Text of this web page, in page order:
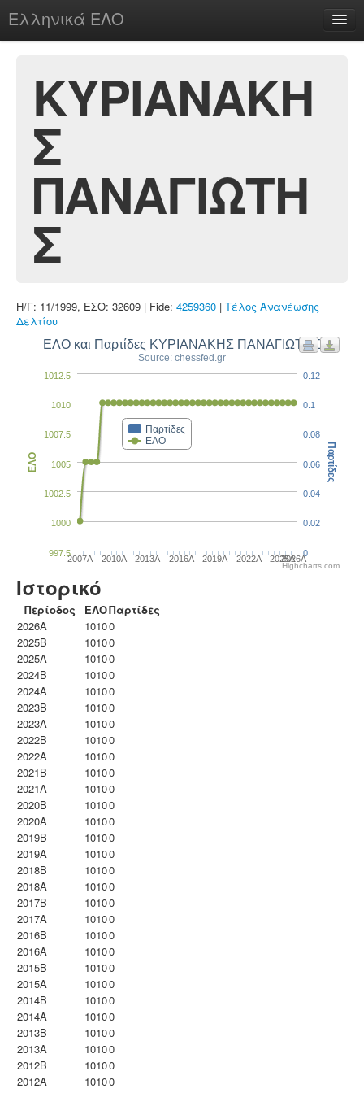
Ελληνικά ΕΛΟ
chesstu.be @ discord
Login
ΚΥΡΙΑΝΑΚΗ
Σ
ΠΑΝΑΓΙΩΤΗ
Σ
Η/Γ: 11/1999, ΕΣΟ: 32609 | Fide: 4259360 | Τέλος Ανανέωσης
Δελτίου
ΕΛΟ και Παρτίδες ΚΥΡΙΑΝΑΚΗΣ ΠΑΝΑΓΙΩΤΗΣ
Source: chessfed.gr
Παρτίδες
ΕΛΟ
2007A 2010A 2013A 2016A 2019A 2022A 2025A
2026A
997.5
1000
1002.5
1005
1007.5
1010
1012.5
ΕΛΟ
0
0.02
0.04
0.06
0.08
0.1
0.12
Παρτίδες
Highcharts.com
Ιστορικό
Περίοδος ΕΛΟΠαρτίδες
2026A
10100
2025B
10100
2025A
10100
2024B
10100
2024A
10100
2023B
10100
2023Α
10100
2022B
10100
2022A
10100
2021B
10100
2021A
10100
2020B
10100
2020A
10100
2019B
10100
2019A
10100
2018B
10100
2018A
10100
2017B
10100
2017A
10100
2016B
10100
2016A
10100
2015B
10100
2015A
10100
2014B
10100
2014A
10100
2013B
10100
2013A
10100
2012B
10100
2012A
10100